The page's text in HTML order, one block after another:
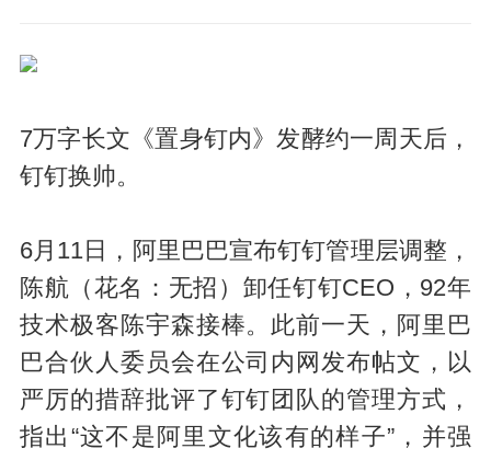
7万字长文《置身钉内》发酵约一周天后，
钉钉换帅。
6月11日，阿里巴巴宣布钉钉管理层调整，
陈航（花名：无招）卸任钉钉CEO，92年
技术极客陈宇森接棒。此前一天，阿里巴
巴合伙人委员会在公司内网发布帖文，以
严厉的措辞批评了钉钉团队的管理方式，
指出“这不是阿里文化该有的样子”，并强